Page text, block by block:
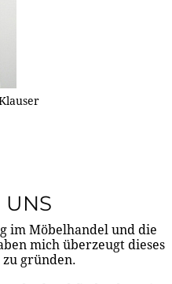
UNS
im Möbelhandel und die
mich überzeugt dieses
gründen.